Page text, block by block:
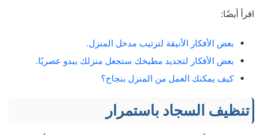
اقرأ أيضًا:
بعض الأفكار الأنيقة لترتيب مدخل المنزل.
بعض الأفكار لتجديد مطبخك ستجعل منزلك يبدو عصريًا.
كيف يمكنك العمل من المنزل بنجاح؟
تنظيف السجاد باستمرار